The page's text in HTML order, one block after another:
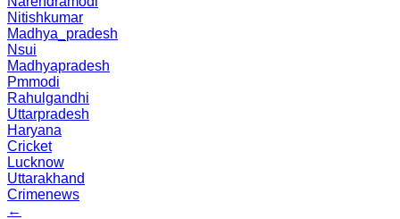
Nitishkumar
Madhya_pradesh
Nsui
Madhyapradesh
Pmmodi
Rahulgandhi
Uttarpradesh
Haryana
Cricket
Lucknow
Uttarakhand
Crimenews
←